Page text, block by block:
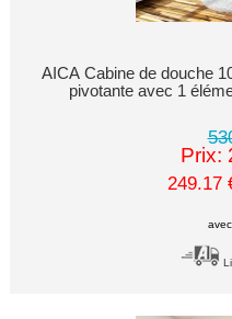
AICA Cabine de douche
pivotante avec 1
Prix:
249.17